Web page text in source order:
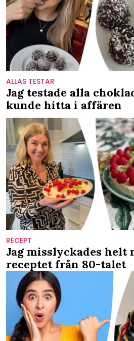
ALLAS TESTAR
Jag testade alla
kunde hitta i affären
RECEPT
Jag misslyckades helt
receptet från 80-talet